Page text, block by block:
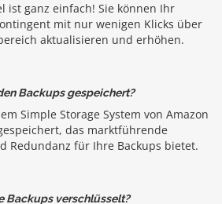
ist ganz einfach! Sie können Ihr
mit nur wenigen Klicks über
aktualisieren und erhöhen.
Backups gespeichert?
Simple Storage System von Amazon
das marktführende
Redundanz für Ihre Backups bietet.
Backups verschlüsselt?